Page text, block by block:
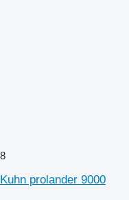
8
Kuhn prolander 9000